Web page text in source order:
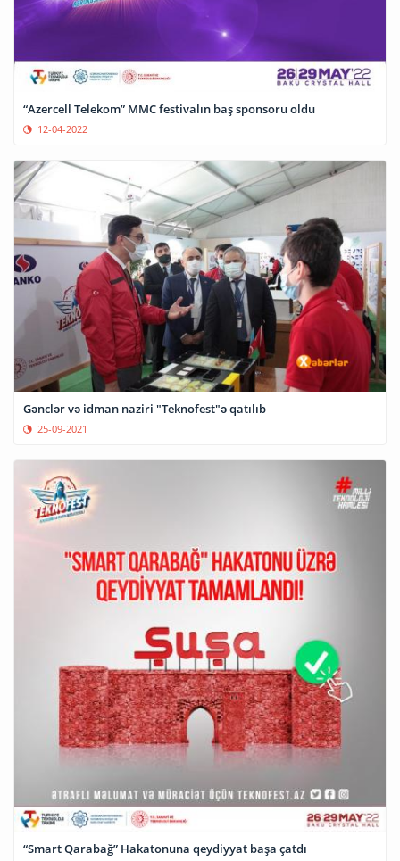
“Azercell Telekom” MMC festivalın baş sponsoru oldu
12-04-2022
Gənclər və idman naziri "Teknofest"ə qatılıb
25-09-2021
“Smart Qarabağ” Hakatonuna qeydiyyat başa çatdı